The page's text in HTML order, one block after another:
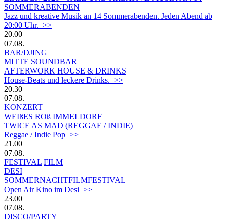
SOMMERABENDEN
Jazz und kreative Musik an 14 Sommerabenden. Jeden Abend ab
20:00 Uhr. >>
20.00
07.08.
BAR/DJING
MITTE SOUNDBAR
AFTERWORK HOUSE & DRINKS
House-Beats und leckere Drinks. >>
20.30
07.08.
KONZERT
WEIßES ROß IMMELDORF
TWICE AS MAD (REGGAE / INDIE)
Reggae / Indie Pop >>
21.00
07.08.
FESTIVAL FILM
DESI
SOMMERNACHTFILMFESTIVAL
Open Air Kino im Desi >>
23.00
07.08.
DISCO/PARTY